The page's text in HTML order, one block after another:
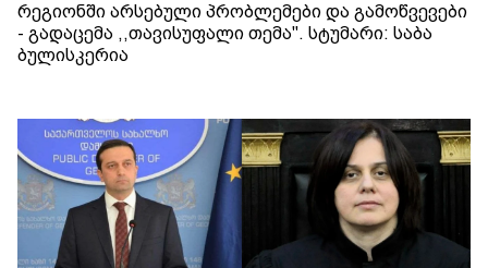
რეგიონში არსებული პრობლემები და გამოწვევები
- გადაცემა ,,თავისუფალი თემა". სტუმარი: საბა
ბულისკერია